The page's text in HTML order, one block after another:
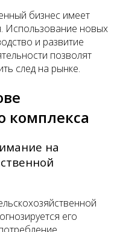
бизнес имеет
Использование новых
и развитие
позволят
след на рынке.
комплекса
на
его